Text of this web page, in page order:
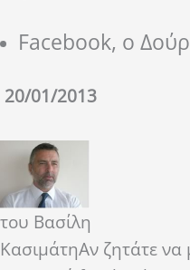
Facebook, ο
20/01/2013
του Βασίλη
ΚασιμάτηΑν ζητάτε να